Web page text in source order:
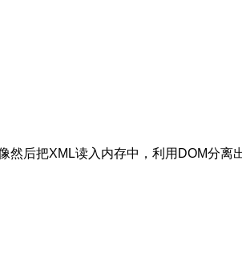
然后把XML读入内存中，利用DOM分离